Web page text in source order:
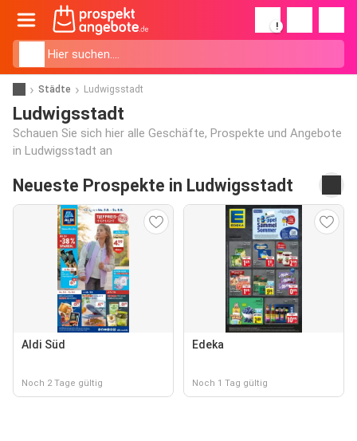
!
Städte Ludwigsstadt
Ludwigsstadt
Schauen Sie sich hier alle Geschäfte, Prospekte und Angebote
in Ludwigsstadt an
Neueste Prospekte in Ludwigsstadt
Aldi Süd
Noch 2 Tage gültig
Edeka
Noch 1 Tag gültig